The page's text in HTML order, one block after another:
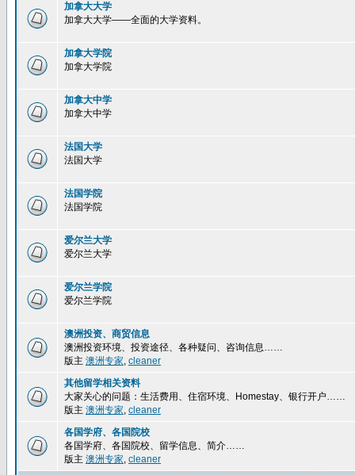
加拿大大学
加拿大大学——全面的大学资料。
加拿大学院
加拿大学院
加拿大中学
加拿大中学
法国大学
法国大学
法国学院
法国学院
爱尔兰大学
爱尔兰大学
爱尔兰学院
爱尔兰学院
澳洲投资、商贸信息
澳洲投资环境、投资途径、各种疑问、咨询信息……
版主 澳洲专家, cleaner
其他留学相关资料
大家关心的问题：生活费用、住宿环境、Homestay、银行开户……
版主 澳洲专家, cleaner
各国学府、各国院校
各国学府、各国院校、留学信息、简介……
版主 澳洲专家, cleaner